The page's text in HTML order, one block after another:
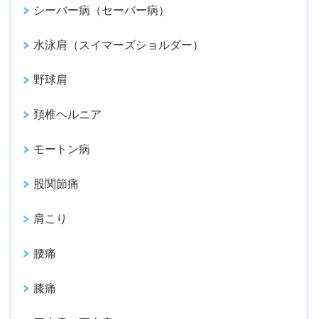
シーバー病（セーバー病）
水泳肩（スイマーズショルダー）
野球肩
頚椎ヘルニア
モートン病
股関節痛
肩こり
腰痛
膝痛